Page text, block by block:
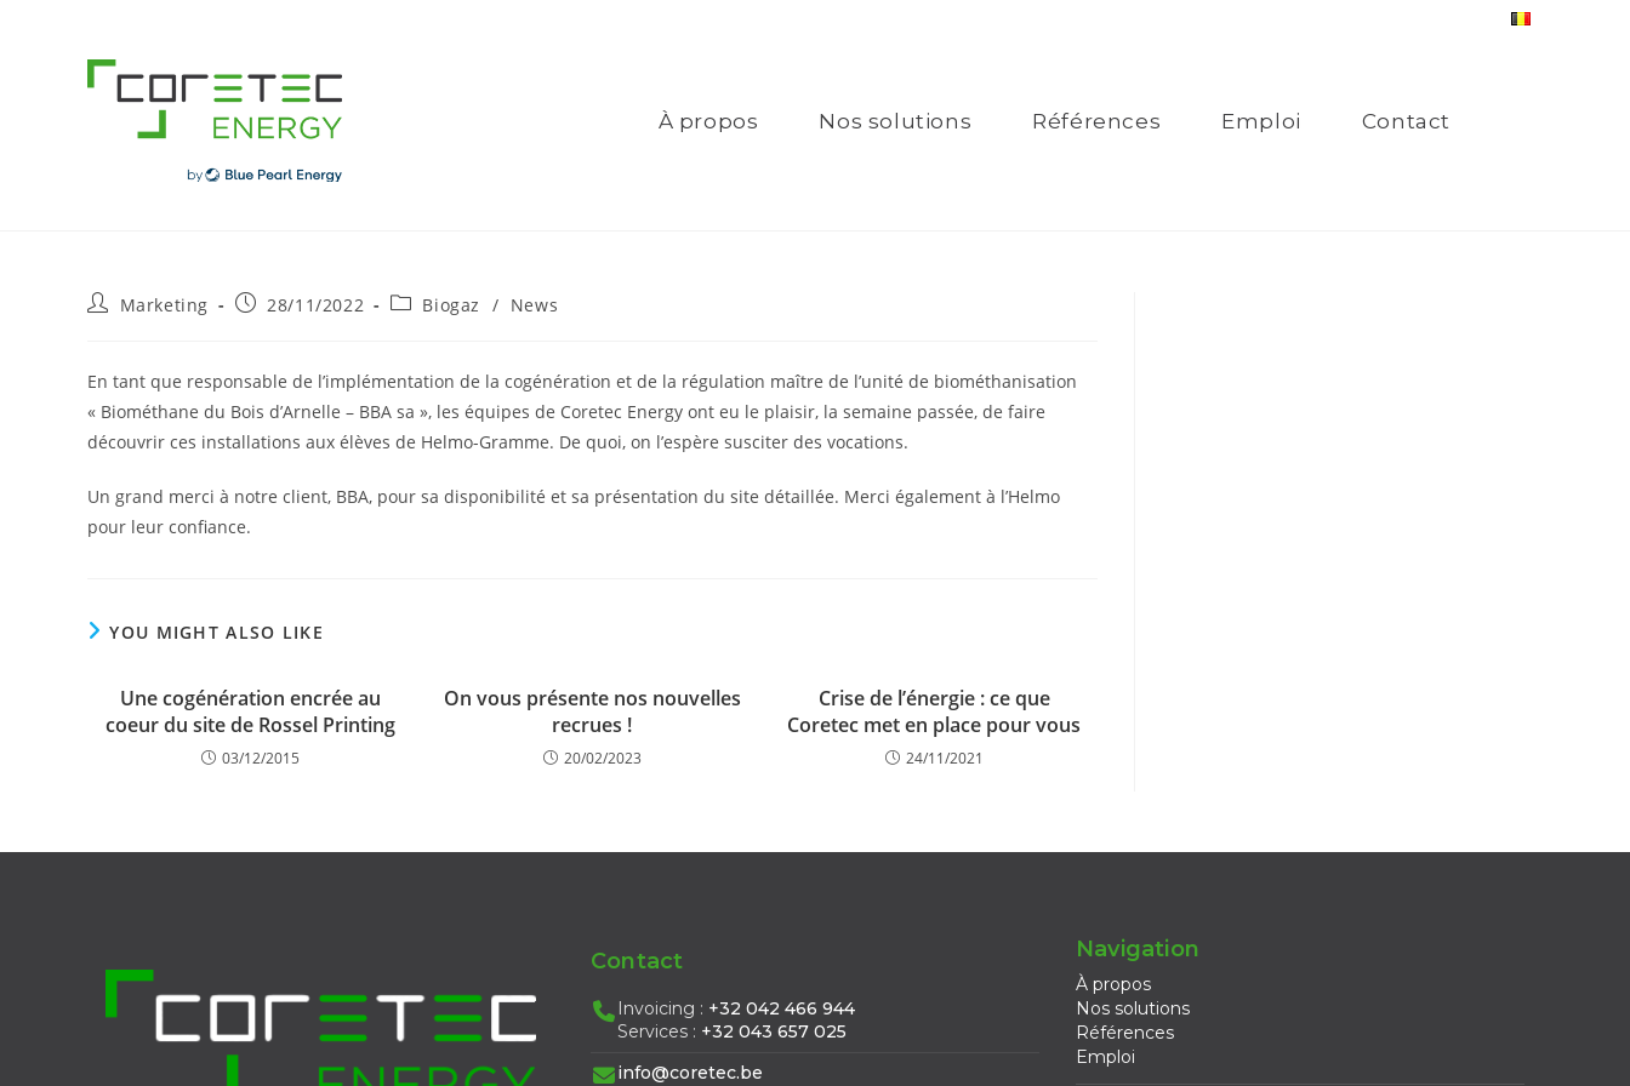
À propos Nos solutions Références Emploi Contact
PostMarketing
Post28/11/2022
PostBiogaz / News
En tant que responsable de l’implémentation de la cogénération et de la régulation maître de l’unité de biométhanisation
« Biométhane du Bois d’Arnelle – BBA sa », les équipes de Coretec Energy ont eu le plaisir, la semaine passée, de faire
découvrir ces installations aux élèves de Helmo-Gramme. De quoi, on l’espère susciter des vocations.
Un grand merci à notre client, BBA, pour sa disponibilité et sa présentation du site détaillée. Merci également à l’Helmo
pour leur confiance.
YOU MIGHT ALSO LIKE
Une cogénération encrée au
coeur du site de Rossel Printing
03/12/2015
On vous présente nos nouvelles
recrues !
20/02/2023
Crise de l’énergie : ce que
Coretec met en place pour vous
24/11/2021
Contact
Invoicing : +32 042 466 944
Services : +32 043 657 025
info@coretec.be
Navigation
À propos
Nos solutions
Références
Emploi